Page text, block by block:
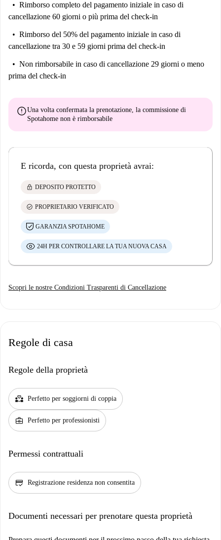
Rimborso completo del pagamento iniziale in caso di
cancellazione 60 giorni o più prima del check-in
Rimborso del 50% del pagamento iniziale in caso di
cancellazione tra 30 e 59 giorni prima del check-in
Non rimborsabile in caso di cancellazione 29 giorni o meno
prima del check-in
errorUna volta confermata la prenotazione, la commissione di
Spotahome non è rimborsabile
E ricorda, con questa proprietà avrai:
lock DEPOSITO PROTETTO
check_circle PROPRIETARIO VERIFICATO
GARANZIA SPOTAHOME
24H PER CONTROLLARE LA TUA NUOVA CASA
Scopri le nostre Condizioni Trasparenti di Cancellazione
Regole di casa
Regole della proprietà
partner_heart Perfetto per soggiorni di coppia
business_center Perfetto per professionisti
Permessi contrattuali
credit_score Registrazione residenza non consentita
Documenti necessari per prenotare questa proprietà